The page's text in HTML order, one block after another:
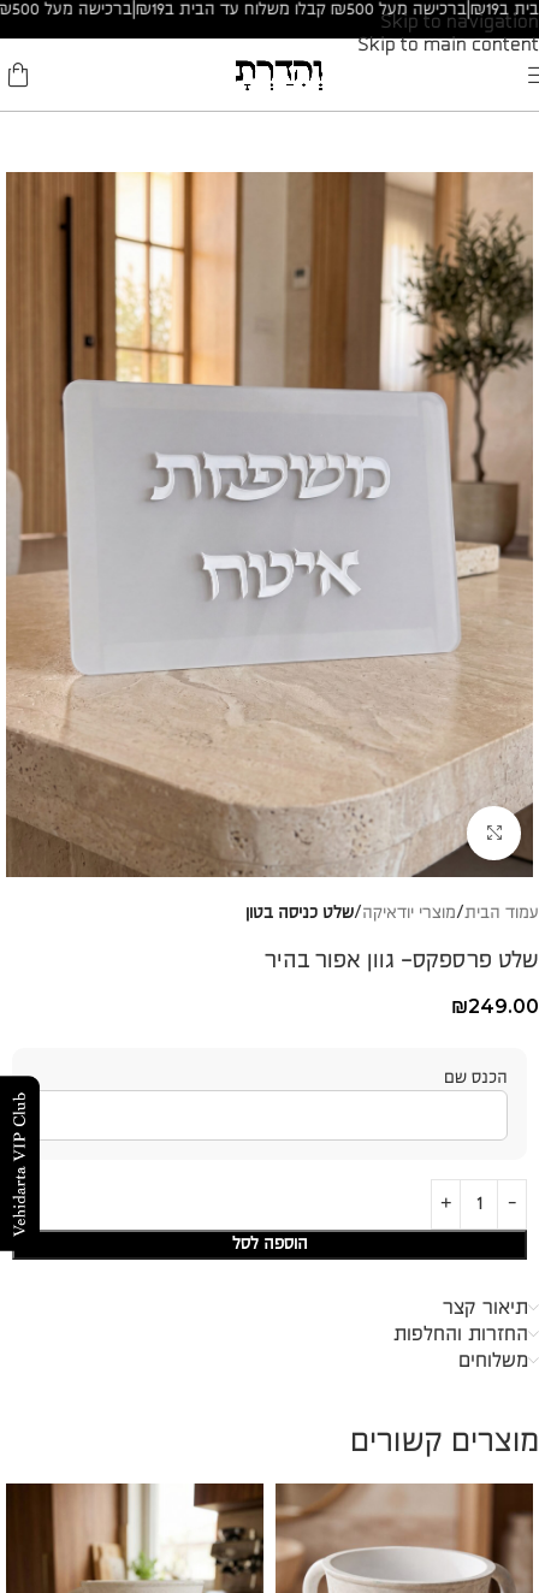
Skip to navigation
Skip to main content
ברכישה מעל ₪500 קבלו משלוח עד הבית ב₪19| ברכישה מעל ₪500 קבלו משלוח עד הבית ב₪19|
להגדלת התמונה
עמוד הבית מוצרי יודאיקה שלט כניסה בטון
שלט פרספקס- גוון אפור בהיר
₪249.00
הכנס שם
הוספה לסל
תיאור קצר
החזרות והחלפות
משלוחים
מוצרים קשורים